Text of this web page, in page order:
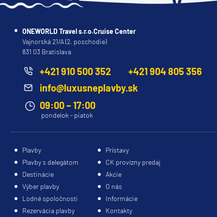
Caribbean Princess
Coral Princess
Discovery Princess
Emerald Princess
Enchanted Princess
Grand Princess
Island Princess
Majestic Princess
Regal Princess
Royal Princess
ONEWORLD Travel s.r.o.Cruise Center
Vajnorská 21/A (2. poschodie)
831 03 Bratislava
+421 910 500 352
+421 904 805 356
info@luxusneplavby.sk
09:00 – 17:00
pondelok - piatok
Plavby
Prístavy
Plavby s delegátom
CK provízny predaj
Destinácie
Akcie
Výber plavby
O nás
Lodné spoločnosti
Informácie
Rezervácia plavby
Kontakty